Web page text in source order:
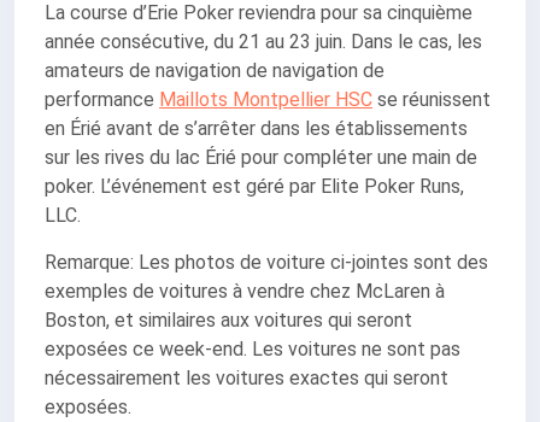
La course d’Erie Poker reviendra pour sa cinquième
année consécutive, du 21 au 23 juin. Dans le cas, les
amateurs de navigation de navigation de
performance Maillots Montpellier HSC se réunissent
en Érié avant de s’arrêter dans les établissements
sur les rives du lac Érié pour compléter une main de
poker. L’événement est géré par Elite Poker Runs,
LLC.
Remarque: Les photos de voiture ci-jointes sont des
exemples de voitures à vendre chez McLaren à
Boston, et similaires aux voitures qui seront
exposées ce week-end. Les voitures ne sont pas
nécessairement les voitures exactes qui seront
exposées.